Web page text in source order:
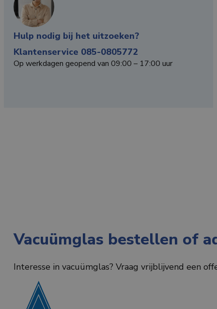
Hulp nodig bij het uitzoeken?
Klantenservice 085-0805772
Op werkdagen geopend van 09:00 – 17:00 uur
Vacuümglas bestellen of
Interesse in vacuümglas? Vraag vrijblijvend een